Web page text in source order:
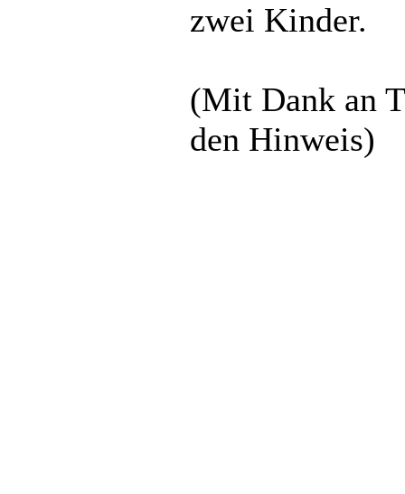
zwei Kinder.
(Mit Dank an
den Hinweis)